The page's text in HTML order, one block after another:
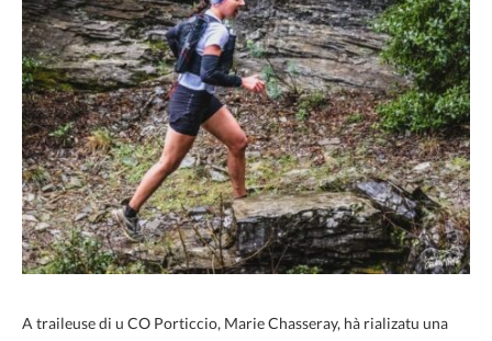
A traileuse di u CO Porticcio, Marie Chasseray, hà rializatu una